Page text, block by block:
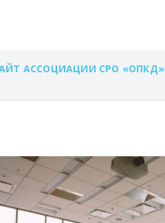
АССОЦИАЦИИ СРО «ОПКД»